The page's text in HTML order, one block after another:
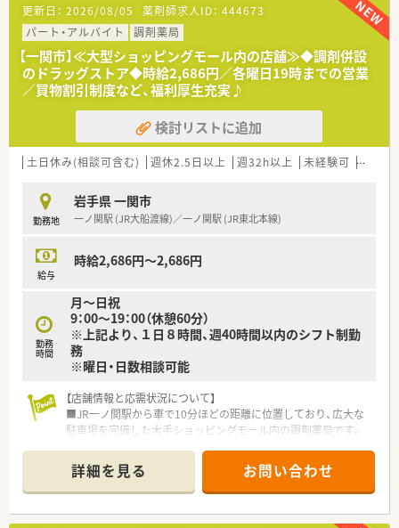
更新日： 2026/08/05 薬剤師求人ID： 444673
パート・アルバイト
調剤薬局
【一関市】≪大型ショッピングモール内の店舗≫◆調剤併設
のドラッグストア◆時給2,686円／各曜日19時までの営業
／買物割引制度など、福利厚生充実♪
検討リストに追加
土日休み(相談可含む) 週休2.5日以上 週32h以上 未経験可 ブラン
勤務地
岩手県 一関市
一ノ関駅 (JR大船渡線)／一ノ関駅 (JR東北本線)
給与
時給2,686円～2,686円
勤務
時間
月～日祝
9：00～19：00（休憩60分）
※上記より、１日８時間、週40時間以内のシフト制勤
務
※曜日・日数相談可能
【店舗情報と応需状況について】
■JR一ノ関駅から車で10分ほどの距離に位置しており、広大な
駐車場を完備した大手ショッピングモール内の調剤薬局です。
しており、毎月約950枚という豊富な処方箋数に対応していま
す。
■面分業がメインのため、取り扱う医薬品の品目数が非常に多
く、幅広い処方知識を吸収しながらスキルアップを目指せます。
詳細を見る お問い合わせ